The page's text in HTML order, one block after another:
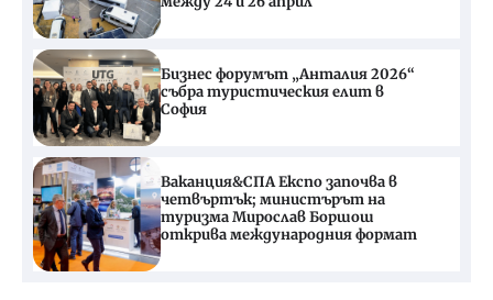
Бизнес форумът „Анталия 2026“
събра туристическия елит в
София
Ваканция&СПА Експо започва в
четвъртък; министърът на
туризма Мирослав Боршош
открива международния формат